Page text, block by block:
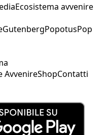
Ecosistema avvenire
GutenbergPopotusPop
AvvenireShopContatti